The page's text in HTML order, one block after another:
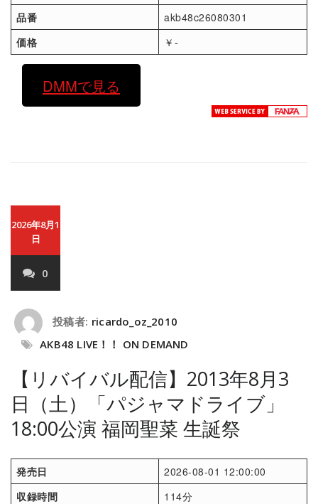
品番
akb48c26080301
価格
￥-
DMMで見る
2026年8月1
日
0
投稿者: ricardo_oz_2010
AKB48 LIVE！！ ON DEMAND
【リバイバル配信】2013年8月3
日（土）「パジャマドライブ」
18:00公演 福岡聖菜 生誕祭
発売日
2026-08-01 12:00:00
収録時間
114分